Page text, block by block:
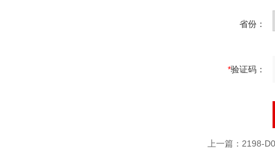
省份：
*验证码：
上一篇： 2198-